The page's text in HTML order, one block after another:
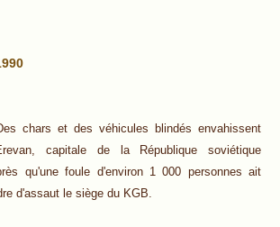
chars et des véhicules blindés envahissent
capitale de la République soviétique
qu'une foule d'environ 1 000 personnes ait
d'assaut le siège du KGB.